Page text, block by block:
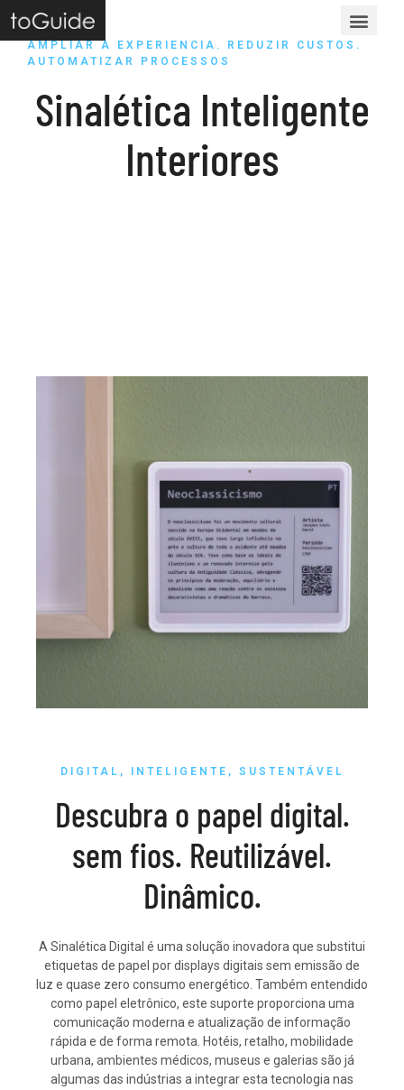
AMPLIAR A EXPERIENCIA. REDUZIR CUSTOS.
AUTOMATIZAR PROCESSOS
Sinalética Inteligente
Interiores
DIGITAL, INTELIGENTE, SUSTENTÁVEL
Descubra o papel digital.
sem fios. Reutilizável.
Dinâmico.
A Sinalética Digital é uma solução inovadora que substitui
etiquetas de papel por displays digitais sem emissão de
luz e quase zero consumo energético. Também entendido
como papel eletrônico, este suporte proporciona uma
comunicação moderna e atualização de informação
rápida e de forma remota. Hotéis, retalho, mobilidade
urbana, ambientes médicos, museus e galerias são já
algumas das indústrias a integrar esta tecnologia nas